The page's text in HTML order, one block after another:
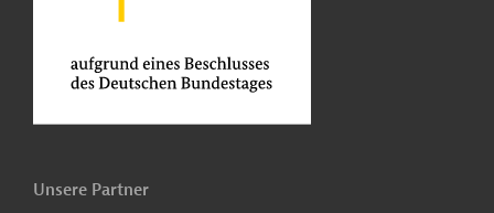
Unsere Partner